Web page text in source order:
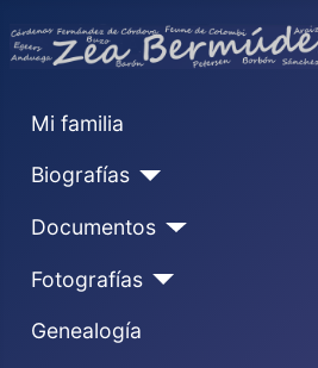
Mi familia
Biografías
Documentos
Fotografías
Genealogía